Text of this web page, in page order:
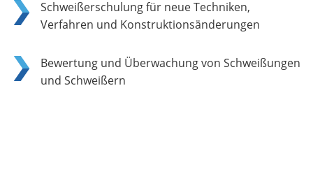
Schweißerschulung für neue Techniken,
Verfahren und Konstruktionsänderungen
Bewertung und Überwachung von Schweißungen
und Schweißern